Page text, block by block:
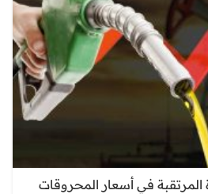
المرتقبة في أسعار المحروقات